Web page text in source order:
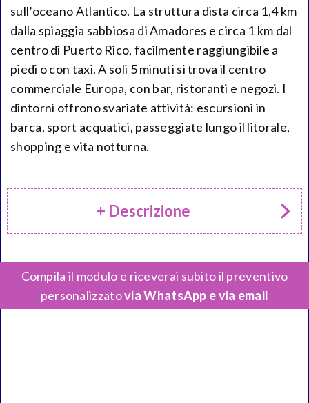
sull’oceano Atlantico. La struttura dista circa 1,4 km
dalla spiaggia sabbiosa di Amadores e circa 1 km dal
centro di Puerto Rico, facilmente raggiungibile a
piedi o con taxi. A soli 5 minuti si trova il centro
commerciale Europa, con bar, ristoranti e negozi. I
dintorni offrono svariate attività: escursioni in
barca, sport acquatici, passeggiate lungo il litorale,
shopping e vita notturna.
+ Descrizione
Compila il modulo e riceverai subito il preventivo
personalizzatovia WhatsApp e via email